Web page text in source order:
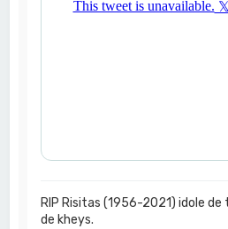
RIP Risitas (1956-2021) idole
de kheys.